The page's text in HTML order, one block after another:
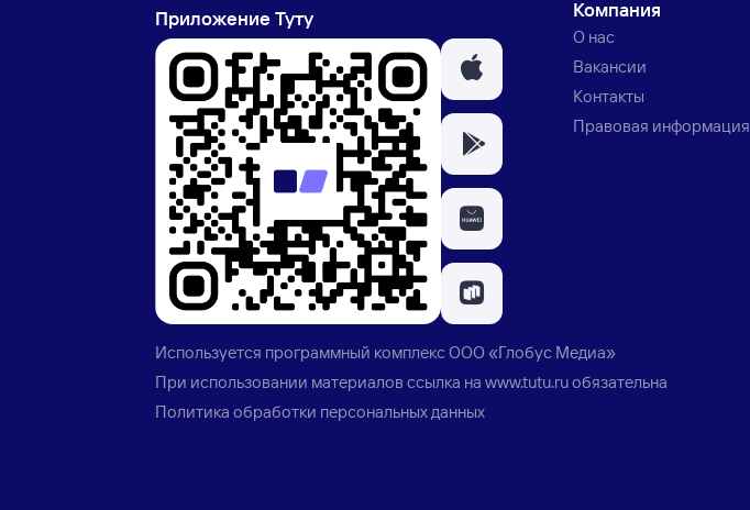
Приложение Туту Компания
О нас
Вакансии
Контакты
Правовая информация
Используется программный комплексООО «Глобус Медиа»
При использовании материалов ссылка наwww.tutu.ruобязательна
Политика обработки персональных данных